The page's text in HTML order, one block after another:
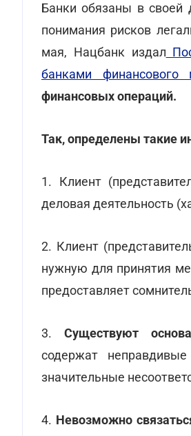
Банки обязаны в своей
понимания рисков
мая, Нацбанк издал
банками финансового
финансовых операций.
Так, определены такие
1. Клиент
деловая деятельность
2. Клиент
нужную для принятия
предоставляет
3. Существуют
содержат
значительные
4. Невозможно